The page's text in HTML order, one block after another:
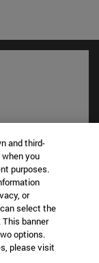
and third-
you
purposes.
or
select the
banner
options.
please visit